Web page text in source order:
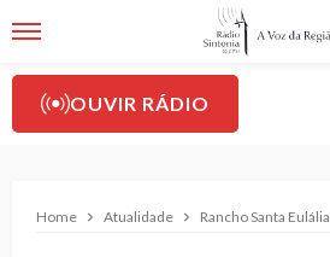
OUVIR RÁDIO
Home Atualidade Rancho Santa